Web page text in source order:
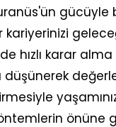
hızlı karar
önüne